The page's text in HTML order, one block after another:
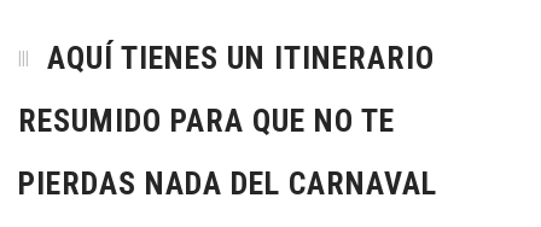
AQUÍ TIENES UN ITINERARIO
RESUMIDO PARA QUE NO TE
PIERDAS NADA DEL CARNAVAL